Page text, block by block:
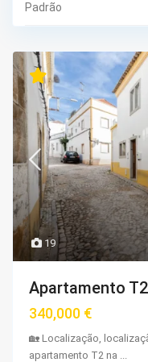
Padrão
19
Apartamento
340,000 €
🏡 Localização,
apartamento T2 na